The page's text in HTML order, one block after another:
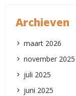
Archieven
maart 2026
november 2025
juli 2025
juni 2025